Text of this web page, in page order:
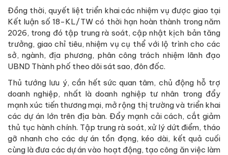
Đồng thời, quyết liệt triển khai các nhiệm vụ được giao tại
Kết luận số 18-KL/TW có thời hạn hoàn thành trong năm
2026, trong đó tập trung rà soát, cập nhật kịch bản tăng
trưởng, giao chỉ tiêu, nhiệm vụ cụ thể với lộ trình cho các
sở, ngành, địa phương, phân công trách nhiệm lãnh đạo
UBND Thành phố theo dõi sát sao, đôn đốc.
Thủ tướng lưu ý, cần hết sức quan tâm, chủ động hỗ trợ
doanh nghiệp, nhất là doanh nghiệp tư nhân trong đẩy
mạnh xúc tiến thương mại, mở rộng thị trường và triển khai
các dự án lớn trên địa bàn. Đẩy mạnh cải cách, cắt giảm
thủ tục hành chính. Tập trung rà soát, xử lý dứt điểm, tháo
gỡ nhanh cho các dự án tồn đọng, kéo dài, kết quả cuối
cùng là đưa các dự án vào hoạt động, tạo công ăn việc làm